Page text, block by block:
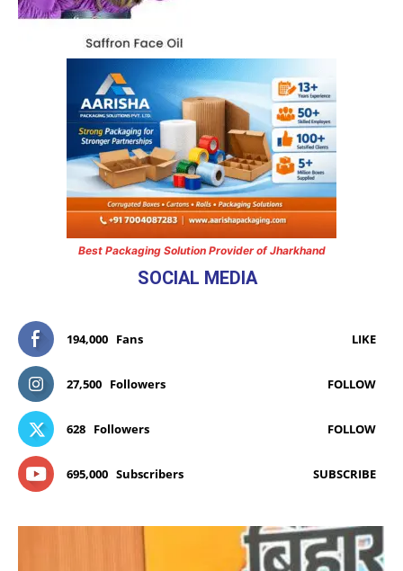
Best Packaging Solution Provider of Jharkhand
SOCIAL MEDIA
194,000 Fans LIKE
27,500 Followers FOLLOW
628 Followers FOLLOW
695,000 Subscribers SUBSCRIBE